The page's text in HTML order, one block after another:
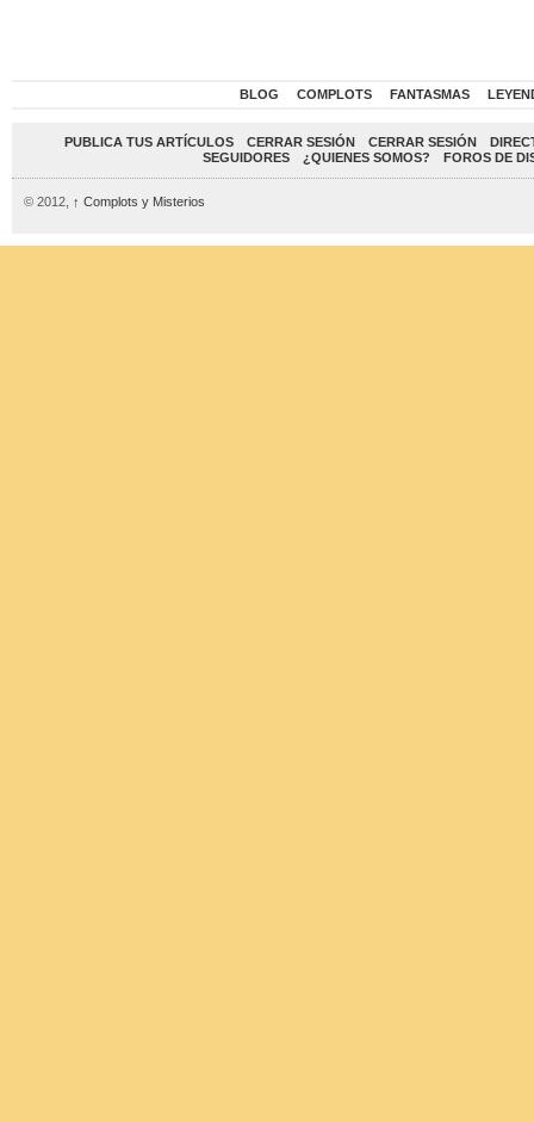
BLOG COMPLOTS FANTASMAS
PUBLICA TUS ARTÍCULOS CERRAR SESIÓN CERRAR SESIÓN
SEGUIDORES
¿QUIENES SOMOS? FOROS DE
© 2012, ↑ Complots y Misterios